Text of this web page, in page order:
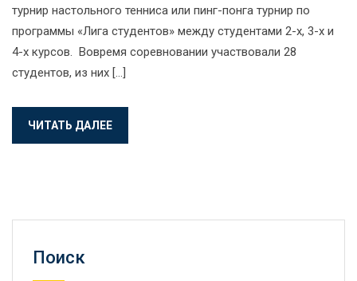
турнир настольного тенниса или пинг-понга турнир по
программы «Лига студентов» между студентами 2-х, 3-х и
4-х курсов. Вовремя соревновании участвовали 28
студентов, из них […]
ЧИТАТЬ ДАЛЕЕ
Поиск